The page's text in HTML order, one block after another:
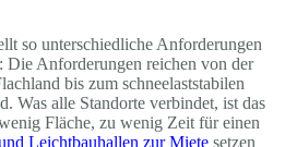
so unterschiedliche Anforderungen
Die Anforderungen reichen von der
bis zum schneelaststabilen
Was alle Standorte verbindet, ist das
Fläche, zu wenig Zeit für einen
Leichtbauhallen zur Miete setzen